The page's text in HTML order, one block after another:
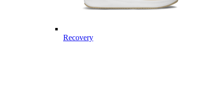
Recovery